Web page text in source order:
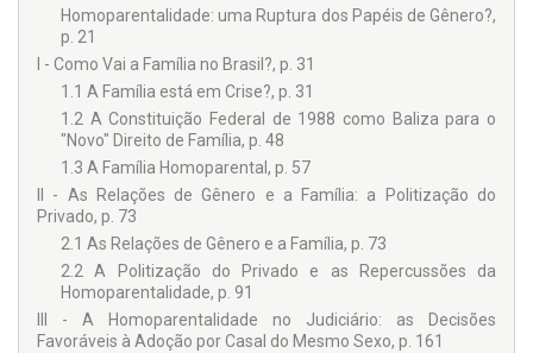
Homoparentalidade: uma Ruptura dos Papéis de Gênero?,
p. 21
I - Como Vai a Família no Brasil?, p. 31
1.1 A Família está em Crise?, p. 31
1.2 A Constituição Federal de 1988 como Baliza para o
"Novo" Direito de Família, p. 48
1.3 A Família Homoparental, p. 57
II - As Relações de Gênero e a Família: a Politização do
Privado, p. 73
2.1 As Relações de Gênero e a Família, p. 73
2.2 A Politização do Privado e as Repercussões da
Homoparentalidade, p. 91
III - A Homoparentalidade no Judiciário: as Decisões
Favoráveis à Adoção por Casal do Mesmo Sexo, p. 161